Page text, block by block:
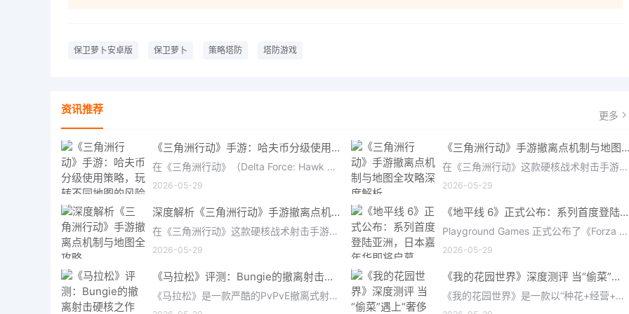
保卫萝卜安卓版 保卫萝卜 策略塔防 塔防游戏
资讯推荐 更多
《三角洲行动》手游：哈夫币分级使用策略，玩转不同地图的风险与回报
在《三角洲行动》（Delta Force: Hawk Ops）“烽火地带”模式中，地图被划分为“普通”、“机密”和“绝密”三个
2026-05-29
《三角洲行动》手游撤离点机制与地图全攻略深度解析
在《三角洲行动》这款硬核战术射击手游中，撤离是每位干员行动的核心目标。无论你在战场中搜刮了多少高价值物
2026-05-29
深度解析《三角洲行动》手游撤离点机制与地图全攻略
在《三角洲行动》这款硬核战术射击手游中，撤离是每位干员行动的核心目标。无论你在战场中搜刮了多少高价值物
2026-05-29
《地平线 6》正式公布：系列首度登陆亚洲，日本嘉年华即将启幕
Playground Games 正式公布了《Forza Horizon 6》，这次备受赞誉的地平线嘉年华将首次驶入亚洲，落户日本。玩家
2026-05-29
《马拉松》评测：Bungie的撤离射击硬核之作——痛苦是入场券，回报是顶级的
《马拉松》是一款严酷的PvPvE撤离式射击游戏，现已登陆PS5、Xbox Series X/S和PC。它继承了Bungie上世纪90年
《我的花园世界》深度测评 当“偷菜”遇上“奢侈品”
《我的花园世界》是一款以“种花+经营+社交”为核心的模拟经营类手游。游戏将玩家置于一个古风花园环境中，扮